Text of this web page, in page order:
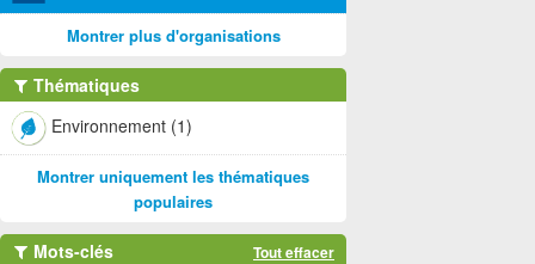
Montrer plus d'organisations
Thématiques
Environnement (1)
Montrer uniquement les thématiques
populaires
Mots-clés Tout effacer